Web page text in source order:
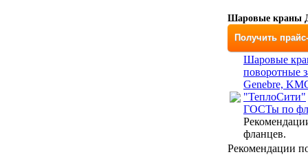
Шаровые краны
Получить
Шаровые
поворотные
Genebre,
"ТеплоСити"
ГОСТы по
фланцев.
Рекомендации